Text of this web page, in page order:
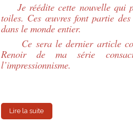
Je réédite cette nouvelle qui
toiles. Ces œuvres font partie
dans le monde entier.
Ce sera le dernier article
Renoir de ma série
l’impressionnisme.
Lire la suite